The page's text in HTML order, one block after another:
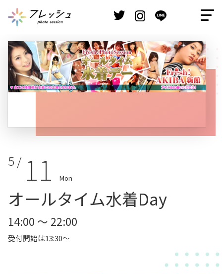
5 / 11 Mon
オールタイム水着Day
14:00 ～ 22:00
受付開始は13:30～